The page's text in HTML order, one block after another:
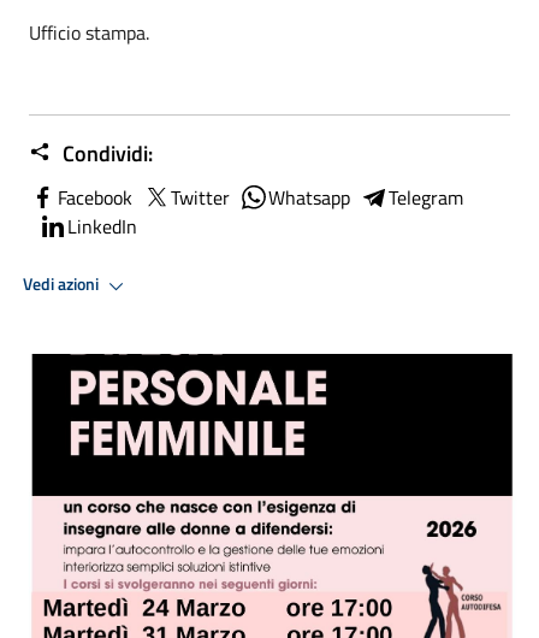
Ufficio stampa.
Condividi:
Facebook Twitter Whatsapp
Telegram
LinkedIn
Vedi azioni